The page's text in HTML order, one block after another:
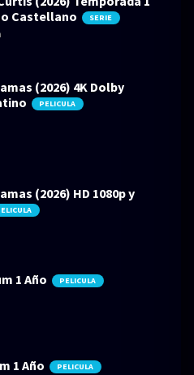
Castellano
SERIE
(2026) 4K Dolby
PELICULA
(2026) HD 1080p y
1 Año PELICULA
1 Año PELICULA